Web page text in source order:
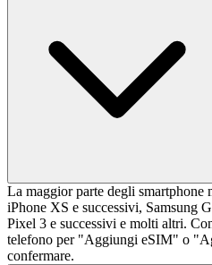
La maggior parte degli smartphone
iPhone XS e successivi, Samsung
Pixel 3 e successivi e molti altri.
telefono per "Aggiungi eSIM" o
confermare.